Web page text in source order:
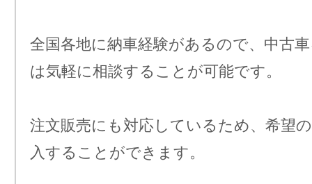
全国各地に納車経験があるので、中古
は気軽に相談することが可能です。
注文販売にも対応しているため、希望
入することができます。